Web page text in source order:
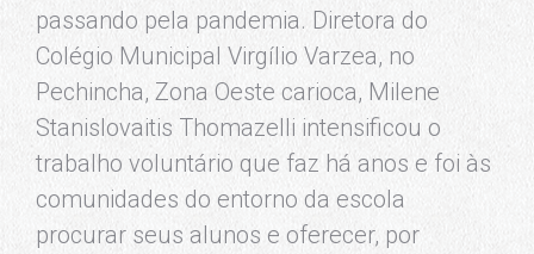
passando pela pandemia. Diretora do
Colégio Municipal Virgílio Varzea, no
Pechincha, Zona Oeste carioca, Milene
Stanislovaitis Thomazelli intensificou o
trabalho voluntário que faz há anos e foi às
comunidades do entorno da escola
procurar seus alunos e oferecer, por